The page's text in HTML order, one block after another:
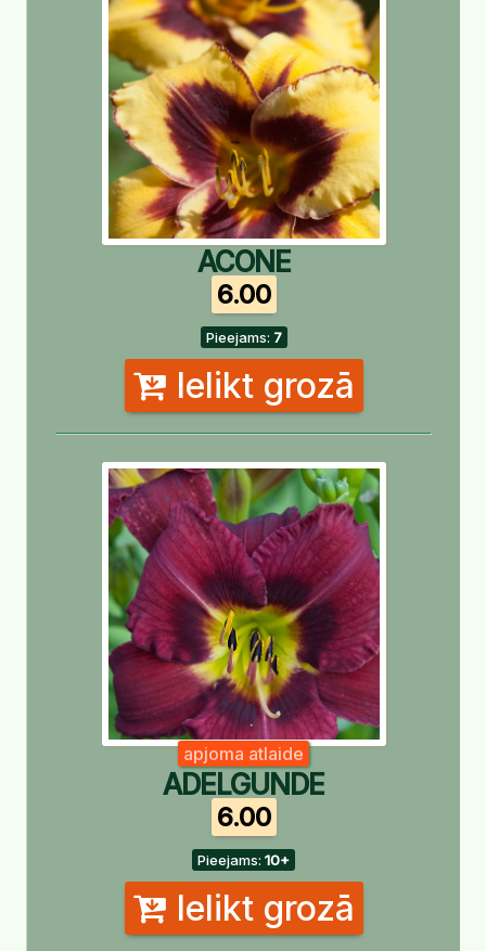
ACONE
6.00
Pieejams: 7
Ielikt grozā
apjoma atlaide
ADELGUNDE
6.00
Pieejams: 10+
Ielikt grozā